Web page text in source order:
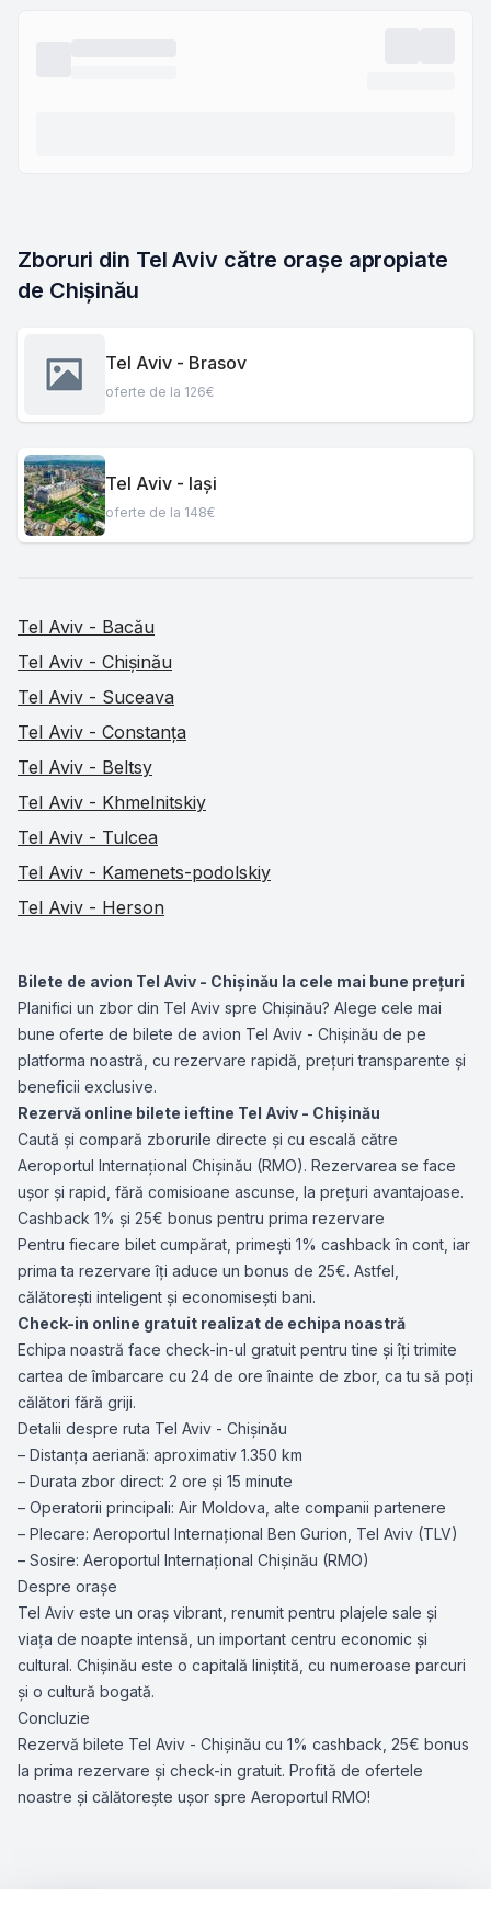
Zboruri din Tel Aviv către orașe apropiate
de Chișinău
Tel Aviv - Brasov
oferte de la 126€
Tel Aviv - Iași
oferte de la 148€
Tel Aviv - Bacău
Tel Aviv - Chișinău
Tel Aviv - Suceava
Tel Aviv - Constanța
Tel Aviv - Beltsy
Tel Aviv - Khmelnitskiy
Tel Aviv - Tulcea
Tel Aviv - Kamenets-podolskiy
Tel Aviv - Herson
Bilete de avion Tel Aviv - Chișinău la cele mai bune prețuri
Planifici un zbor din Tel Aviv spre Chișinău? Alege cele mai
bune oferte de bilete de avion Tel Aviv - Chișinău de pe
platforma noastră, cu rezervare rapidă, prețuri transparente și
beneficii exclusive.
Rezervă online bilete ieftine Tel Aviv - Chișinău
Caută și compară zborurile directe și cu escală către
Aeroportul Internațional Chișinău (RMO). Rezervarea se face
ușor și rapid, fără comisioane ascunse, la prețuri avantajoase.
Cashback 1% și 25€ bonus pentru prima rezervare
Pentru fiecare bilet cumpărat, primești 1% cashback în cont, iar
prima ta rezervare îți aduce un bonus de 25€. Astfel,
călătorești inteligent și economisești bani.
Check-in online gratuit realizat de echipa noastră
Echipa noastră face check-in-ul gratuit pentru tine și îți trimite
cartea de îmbarcare cu 24 de ore înainte de zbor, ca tu să poți
călători fără griji.
Detalii despre ruta Tel Aviv - Chișinău
– Distanța aeriană: aproximativ 1.350 km
– Durata zbor direct: 2 ore și 15 minute
– Operatorii principali: Air Moldova, alte companii partenere
– Plecare: Aeroportul Internațional Ben Gurion, Tel Aviv (TLV)
– Sosire: Aeroportul Internațional Chișinău (RMO)
Despre orașe
Tel Aviv este un oraș vibrant, renumit pentru plajele sale și
viața de noapte intensă, un important centru economic și
cultural. Chișinău este o capitală liniștită, cu numeroase parcuri
și o cultură bogată.
Concluzie
Rezervă bilete Tel Aviv - Chișinău cu 1% cashback, 25€ bonus
la prima rezervare și check-in gratuit. Profită de ofertele
noastre și călătorește ușor spre Aeroportul RMO!